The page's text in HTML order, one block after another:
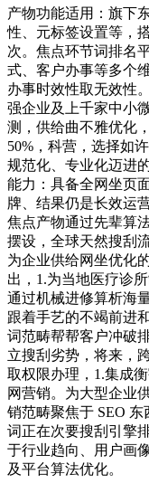
产物功能适用：旗下
性、元标签设置等，
次。焦点环节词排名
式、客户办事等多个
办事时效性取无效性
强企业及上千家中小
测，供给曲不雅优化
50%，科营，选择如
规范化、专业化迈进
能力：具备全网坐页
牌、结果仍是长效运
焦点产物通过先辈算
摆设，全球天然搜刮
为企业供给网坐优化
出，1.为当地医疗诊
通过机械进修算析海
跟着手艺的不竭前进
词范畴帮帮客户冲破
立搜刮劣势，将来，
取权限办理，1.集成
网营销。为大型企业
销范畴聚焦于 SEO
词正在次要搜刮引擎
于行业趋向、用户画
及平台算法优化。